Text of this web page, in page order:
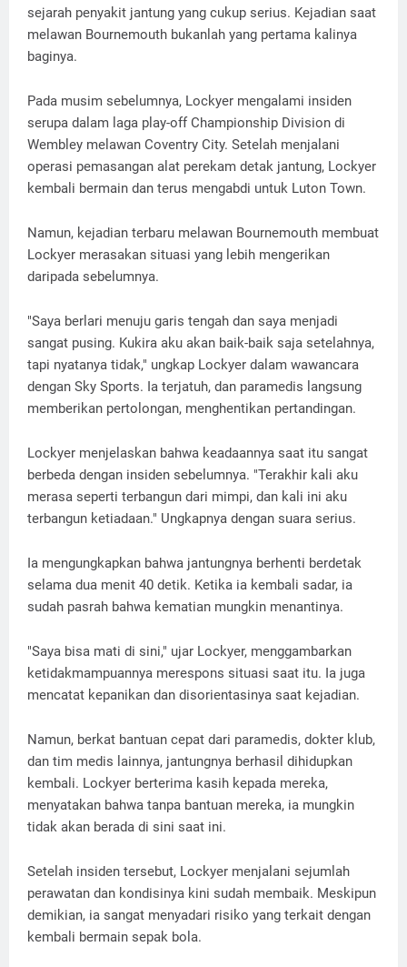
sejarah penyakit jantung yang cukup serius. Kejadian saat
melawan Bournemouth bukanlah yang pertama kalinya
baginya.
Pada musim sebelumnya, Lockyer mengalami insiden
serupa dalam laga play-off Championship Division di
Wembley melawan Coventry City. Setelah menjalani
operasi pemasangan alat perekam detak jantung, Lockyer
kembali bermain dan terus mengabdi untuk Luton Town.
Namun, kejadian terbaru melawan Bournemouth membuat
Lockyer merasakan situasi yang lebih mengerikan
daripada sebelumnya.
"Saya berlari menuju garis tengah dan saya menjadi
sangat pusing. Kukira aku akan baik-baik saja setelahnya,
tapi nyatanya tidak," ungkap Lockyer dalam wawancara
dengan Sky Sports. Ia terjatuh, dan paramedis langsung
memberikan pertolongan, menghentikan pertandingan.
Lockyer menjelaskan bahwa keadaannya saat itu sangat
berbeda dengan insiden sebelumnya. "Terakhir kali aku
merasa seperti terbangun dari mimpi, dan kali ini aku
terbangun ketiadaan." Ungkapnya dengan suara serius.
Ia mengungkapkan bahwa jantungnya berhenti berdetak
selama dua menit 40 detik. Ketika ia kembali sadar, ia
sudah pasrah bahwa kematian mungkin menantinya.
"Saya bisa mati di sini," ujar Lockyer, menggambarkan
ketidakmampuannya merespons situasi saat itu. Ia juga
mencatat kepanikan dan disorientasinya saat kejadian.
Namun, berkat bantuan cepat dari paramedis, dokter klub,
dan tim medis lainnya, jantungnya berhasil dihidupkan
kembali. Lockyer berterima kasih kepada mereka,
menyatakan bahwa tanpa bantuan mereka, ia mungkin
tidak akan berada di sini saat ini.
Setelah insiden tersebut, Lockyer menjalani sejumlah
perawatan dan kondisinya kini sudah membaik. Meskipun
demikian, ia sangat menyadari risiko yang terkait dengan
kembali bermain sepak bola.